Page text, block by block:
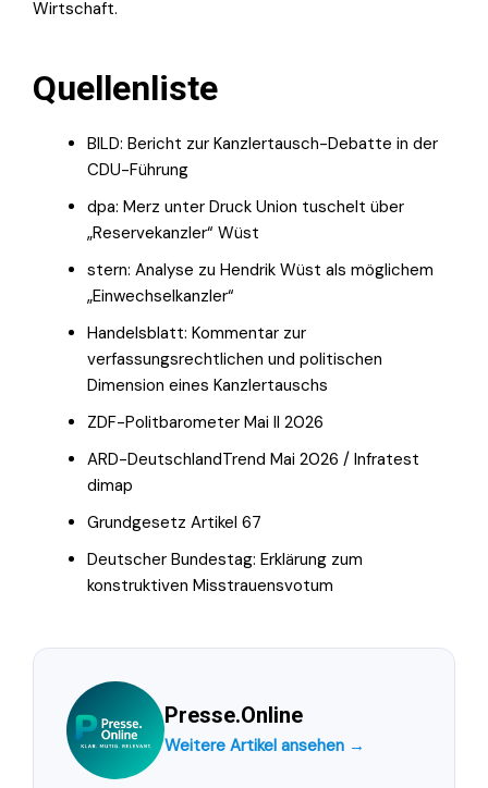
Wirtschaft.
Quellenliste
BILD: Bericht zur Kanzlertausch-Debatte in der
CDU-Führung
dpa: Merz unter Druck Union tuschelt über
„Reservekanzler“ Wüst
stern: Analyse zu Hendrik Wüst als möglichem
„Einwechselkanzler“
Handelsblatt: Kommentar zur
verfassungsrechtlichen und politischen
Dimension eines Kanzlertauschs
ZDF-Politbarometer Mai II 2026
ARD-DeutschlandTrend Mai 2026 / Infratest
dimap
Grundgesetz Artikel 67
Deutscher Bundestag: Erklärung zum
konstruktiven Misstrauensvotum
Presse.Online
Weitere Artikel ansehen →